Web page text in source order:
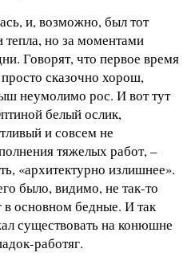
и, возможно, был тот
но за моментами
Говорят, что первое время
сказочно хорош,
неумолимо рос. И вот тут
белый ослик,
и совсем не
тяжелых работ, –
«архитектурно излишнее».
было, видимо, не так-то
в основном бедные. И так
существовать на конюшне
работяг.